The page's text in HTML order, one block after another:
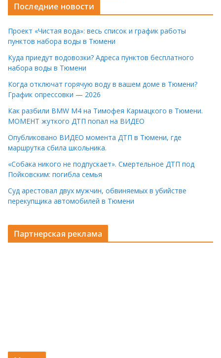
Последние новости
Проект «Чистая вода»: весь список и график работы
пунктов набора воды в Тюмени
Куда приедут водовозки? Адреса пунктов бесплатного
набора воды в Тюмени
Когда отключат горячую воду в вашем доме в Тюмени?
График опрессовки — 2026
Как разбили BMW M4 на Тимофея Кармацкого в Тюмени.
МОМЕНТ жуткого ДТП попал на ВИДЕО
Опубликовано ВИДЕО момента ДТП в Тюмени, где
маршрутка сбила школьника.
«Собака никого не подпускает». Смертельное ДТП под
Пойковским: погибла семья
Суд арестовал двух мужчин, обвиняемых в убийстве
перекупщика автомобилей в Тюмени
Партнерская реклама